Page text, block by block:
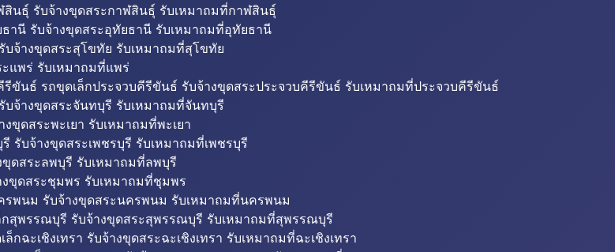
นธุ์ รับจ้างขุดสระกาฬสินธุ์ รับเหมาถมที่กาฬสินธุ์
านี รับจ้างขุดสระอุทัยธานี รับเหมาถมที่อุทัยธานี
จ้างขุดสระสุโขทัย รับเหมาถมที่สุโขทัย
แพร่ รับเหมาถมที่แพร่
ขันธ์ รถขุดเล็กประจวบคีรีขันธ์ รับจ้างขุดสระประจวบคีรีขันธ์ รับเหมาถมที่ประจวบคีรีขันธ์
จ้างขุดสระจันทบุรี รับเหมาถมที่จันทบุรี
ขุดสระพะเยา รับเหมาถมที่พะเยา
รับจ้างขุดสระเพชรบุรี รับเหมาถมที่เพชรบุรี
ดสระลพบุรี รับเหมาถมที่ลพบุรี
ขุดสระชุมพร รับเหมาถมที่ชุมพร
พนม รับจ้างขุดสระนครพนม รับเหมาถมที่นครพนม
สุพรรณบุรี รับจ้างขุดสระสุพรรณบุรี รับเหมาถมที่สุพรรณบุรี
กฉะเชิงเทรา รับจ้างขุดสระฉะเชิงเทรา รับเหมาถมที่ฉะเชิงเทรา